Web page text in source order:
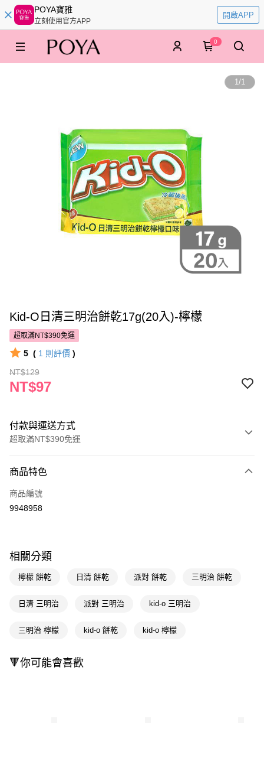
POYA寶雅
立刻使用官方APP
開啟APP
0
1/1
Kid-O日清三明治餅乾17g(20入)-檸檬
超取滿NT$390免運
5 ( 1 則評價 )
NT$129
NT$97
付款與運送方式
超取滿NT$390免運
POYA支付
信用卡一次付款
悠遊付
Google Pay
相關說明
商品特色
商品編號
9948958
相關分類
檸檬 餅乾 日清 餅乾 派對 餅乾 三明治 餅乾
日清 三明治 派對 三明治 kid-o 三明治
三明治 檸檬 kid-o 餅乾 kid-o 檸檬
🔻你可能會喜歡